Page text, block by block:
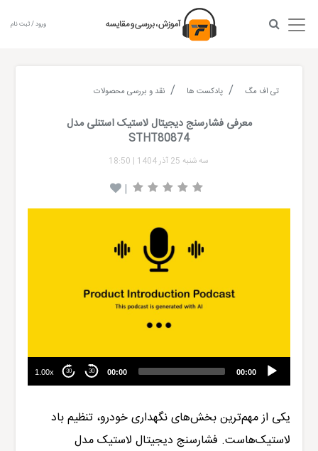
ورود / ثبت نام
تی اف مگ پادکست ها نقد و بررسی محصولات
معرفی فشارسنج دیجیتال لاستیک استنلی مدل
STHT80874
سه شنبه 25 آذر 1404 |
18:50
|
00:00
00:00
30
30
1.00x
یکی از مهم‌ترین بخش‌های نگهداری خودرو، تنظیم باد
لاستیک‌هاست. فشارسنج دیجیتال لاستیک مدل